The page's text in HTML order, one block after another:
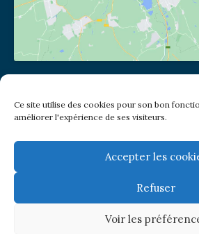
Ce site utilise des cookies pour son bon
améliorer l'expérience de ses visiteurs.
Accepter les
Refuser
Voir les
(pas de courrier à cette adresse)
2 place Jules Joffrin - 75018
Metro: Jules Joffrin ou Simplon
Bus : Mairie du XVIII
Newsletter